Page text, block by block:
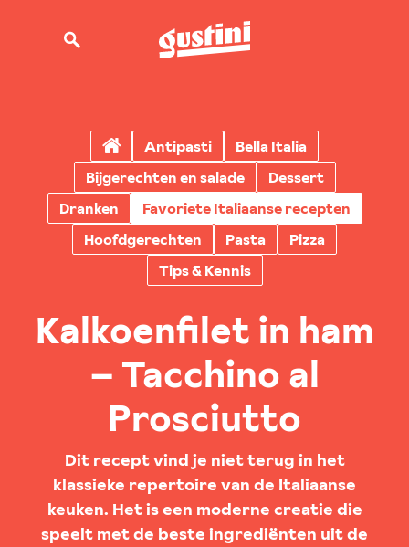
Antipasti
Bella Italia
Bijgerechten en salade
Dessert
Dranken
Favoriete Italiaanse recepten
Hoofdgerechten
Pasta
Pizza
Tips & Kennis
Kalkoenfilet in ham
– Tacchino al
Prosciutto
Dit recept vind je niet terug in het
klassieke repertoire van de Italiaanse
keuken. Het is een moderne creatie die
speelt met de beste ingrediënten uit de